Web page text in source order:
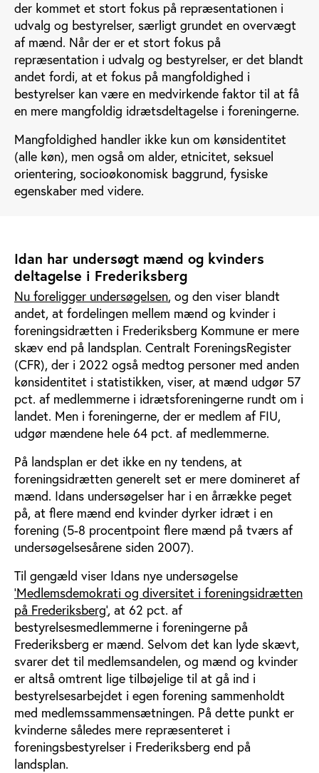
der kommet et stort fokus på repræsentationen i
udvalg og bestyrelser, særligt grundet en overvægt
af mænd. Når der er et stort fokus på
repræsentation i udvalg og bestyrelser, er det blandt
andet fordi, at et fokus på mangfoldighed i
bestyrelser kan være en medvirkende faktor til at få
en mere mangfoldig idrætsdeltagelse i foreningerne.
Mangfoldighed handler ikke kun om kønsidentitet
(alle køn), men også om alder, etnicitet, seksuel
orientering, socioøkonomisk baggrund, fysiske
egenskaber med videre.
Idan har undersøgt mænd og kvinders
deltagelse i Frederiksberg
Nu foreligger undersøgelsen, og den viser blandt
andet, at fordelingen mellem mænd og kvinder i
foreningsidrætten i Frederiksberg Kommune er mere
skæv end på landsplan. Centralt ForeningsRegister
(CFR), der i 2022 også medtog personer med anden
kønsidentitet i statistikken, viser, at mænd udgør 57
pct. af medlemmerne i idrætsforeningerne rundt om i
landet. Men i foreningerne, der er medlem af FIU,
udgør mændene hele 64 pct. af medlemmerne.
På landsplan er det ikke en ny tendens, at
foreningsidrætten generelt set er mere domineret af
mænd. Idans undersøgelser har i en årrække peget
på, at flere mænd end kvinder dyrker idræt i en
forening (5-8 procentpoint flere mænd på tværs af
undersøgelsesårene siden 2007).
Til gengæld viser Idans nye undersøgelse
’Medlemsdemokrati og diversitet i foreningsidrætten
på Frederiksberg’, at 62 pct. af
bestyrelsesmedlemmerne i foreningerne på
Frederiksberg er mænd. Selvom det kan lyde skævt,
svarer det til medlemsandelen, og mænd og kvinder
er altså omtrent lige tilbøjelige til at gå ind i
bestyrelsesarbejdet i egen forening sammenholdt
med medlemssammensætningen. På dette punkt er
kvinderne således mere repræsenteret i
foreningsbestyrelser i Frederiksberg end på
landsplan.